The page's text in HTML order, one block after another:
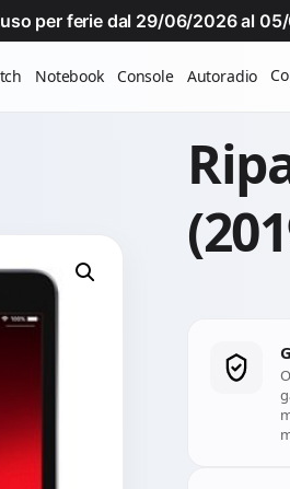
per ferie dal 29/06/2026 al
Notebook Console Autoradio